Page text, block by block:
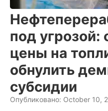
под угрозой:
цены на
обнулить
субсидии
Опубликовано: October 10,